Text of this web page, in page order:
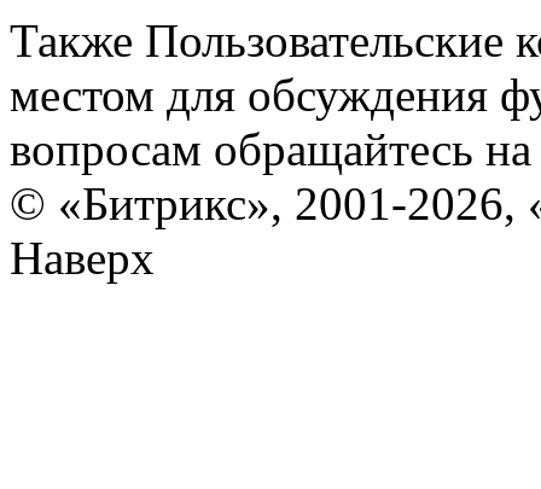
Также Пользовательские
местом для обсуждения
вопросам обращайтесь
© «Битрикс», 2001-2026,
Наверх